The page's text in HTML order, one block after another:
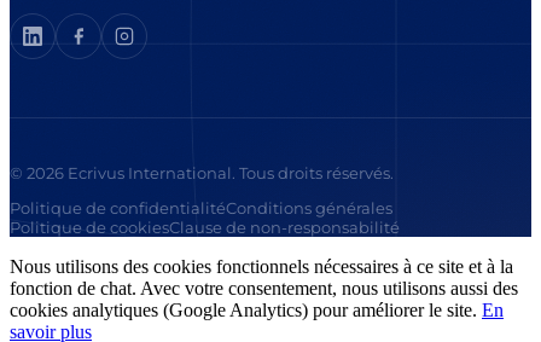
© 2026 Ecrivus International. Tous droits réservés.
Politique de confidentialitéConditions générales
Politique de cookiesClause de non-responsabilité
Nous utilisons des cookies fonctionnels nécessaires à ce site et à la
fonction de chat. Avec votre consentement, nous utilisons aussi des
cookies analytiques (Google Analytics) pour améliorer le site. En
savoir plus